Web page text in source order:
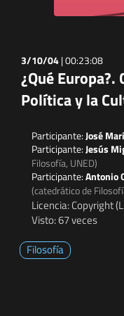
3/10/04|00:23:08
¿Qué
Política y la
Participante:José
Participante:Jesús
Filosofía, UNED)
Participante:Antonio
(catedrático de
Licencia: Copyright
Visto: 67 veces
Filosofía